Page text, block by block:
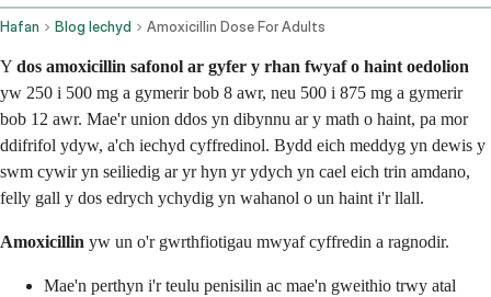
Hafan Blog Iechyd Amoxicillin Dose For Adults
Y dos amoxicillin safonol ar gyfer y rhan fwyaf o haint oedolion
yw 250 i 500 mg a gymerir bob 8 awr, neu 500 i 875 mg a gymerir
bob 12 awr. Mae'r union ddos yn dibynnu ar y math o haint, pa mor
ddifrifol ydyw, a'ch iechyd cyffredinol. Bydd eich meddyg yn dewis y
swm cywir yn seiliedig ar yr hyn yr ydych yn cael eich trin amdano,
felly gall y dos edrych ychydig yn wahanol o un haint i'r llall.
Amoxicillin yw un o'r gwrthfiotigau mwyaf cyffredin a ragnodir.
Mae'n perthyn i'r teulu penisilin ac mae'n gweithio trwy atal